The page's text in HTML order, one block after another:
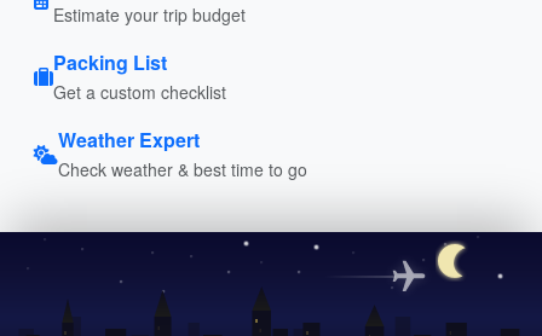
Estimate your trip budget
Packing List
Get a custom checklist
Weather Expert
Check weather & best time to go